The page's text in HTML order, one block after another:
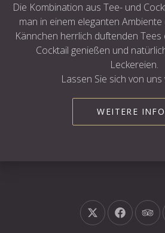
Die Kombination aus Tee- und
man in einem eleganten
Kännchen herrlich duftenden
Cocktail genießen und
Leckereien.
Lassen Sie sich von
WEITERE
Neues Fenster
Neues